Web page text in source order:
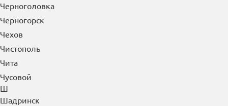
Черноголовка
Черногорск
Чехов
Чистополь
Чита
Чусовой
Ш
Шадринск